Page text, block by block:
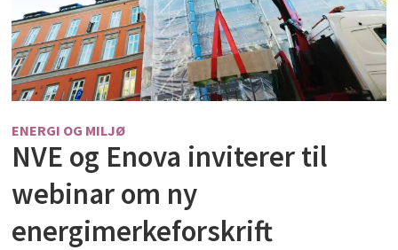
ENERGI OG MILJØ
NVE og Enova inviterer til
webinar om ny
energimerkeforskrift